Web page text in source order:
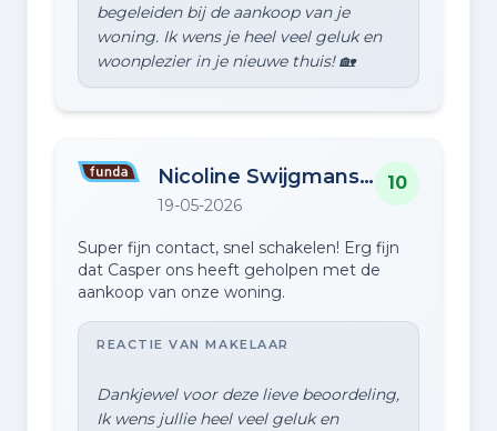
begeleiden bij de aankoop van je
woning. Ik wens je heel veel geluk en
Nicoline Swijgmanstraat 158
19-05-2026
10
Super fijn contact, snel schakelen! Erg fijn
dat Casper ons heeft geholpen met de
aankoop van onze woning.
REACTIE VAN MAKELAAR
Dankjewel voor deze lieve beoordeling,
Ik wens jullie heel veel geluk en